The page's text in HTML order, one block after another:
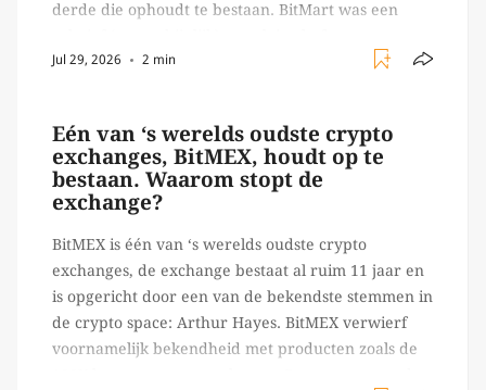
derde die ophoudt te bestaan. BitMart was een
crypto handelaren terecht konden om te handelen
Jul 29, 2026 2 min
Eén van ‘s werelds oudste crypto
exchanges, BitMEX, houdt op te
bestaan. Waarom stopt de
exchange?
BitMEX is één van ‘s werelds oudste crypto
exchanges, de exchange bestaat al ruim 11 jaar en
is opgericht door een van de bekendste stemmen in
de crypto space: Arthur Hayes. BitMEX verwierf
voornamelijk bekendheid met producten zoals de